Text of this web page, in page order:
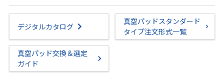
デジタルカタログ
真空パッドスタンダード
タイプ注文形式一覧
真空パッド交換＆選定
ガイド